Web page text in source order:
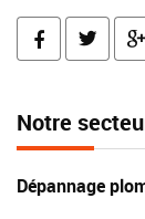
Notre
Dépannage